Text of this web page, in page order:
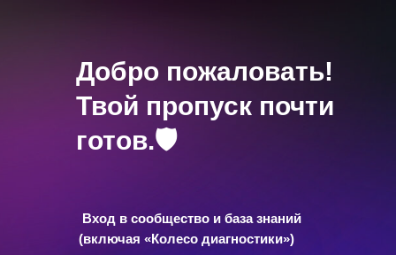
Вход в сообщество и база знаний
(включая «Колесо диагностики»)
Добро пожаловать!
Твой пропуск почти
готов.🛡